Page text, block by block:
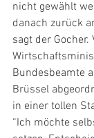
nicht gewählt
danach zurück
sagt der Gocher.
Bundesbeamte
Brüssel
in einer tollen
“Ich möchte